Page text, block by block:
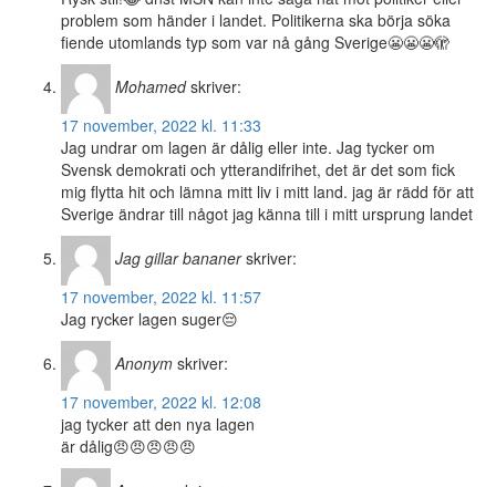
problem som händer i landet. Politikerna ska börja söka
fiende utomlands typ som var nå gång Sverige😬😬😬🫣
Mohamed skriver:
17 november, 2022 kl. 11:33
Jag undrar om lagen är dålig eller inte. Jag tycker om
Svensk demokrati och ytterandifrihet, det är det som fick
mig flytta hit och lämna mitt liv i mitt land. jag är rädd för att
Sverige ändrar till något jag känna till i mitt ursprung landet
Jag gillar bananer skriver:
17 november, 2022 kl. 11:57
Jag rycker lagen suger😔
Anonym skriver:
17 november, 2022 kl. 12:08
jag tycker att den nya lagen
är dålig😠😠😠😠😠